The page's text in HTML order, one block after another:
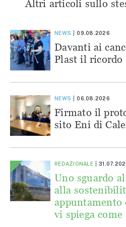
Altri articoli sullo
NEWS 09.08.2026
Davanti ai
Plast il ricordo
NEWS 06.08.2026
Firmato il
sito Eni di
REDAZIONALE
Uno sguardo
alla
appuntamento
vi spiega come